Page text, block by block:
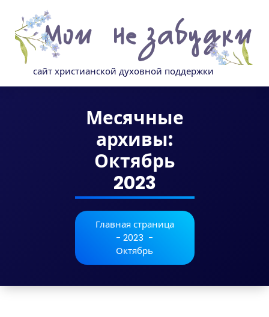
содержимому
сайт христианской духовной поддержки
Месячные
архивы:
Октябрь
2023
Главная страница
- 2023 -
Октябрь